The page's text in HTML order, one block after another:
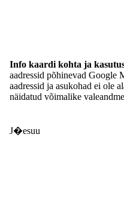
Info kaardi kohta ja
aadressid põhinevad Google
aadressid ja asukohad ei ole
näidatud võimalike
J�esuu